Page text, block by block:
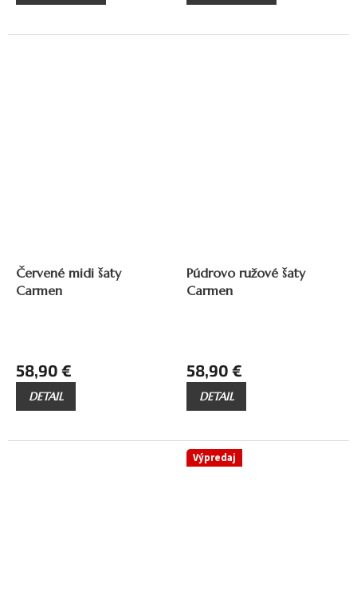
Červené midi šaty
Carmen
58,90 €
DETAIL
Púdrovo ružové šaty
Carmen
58,90 €
DETAIL
Výpredaj